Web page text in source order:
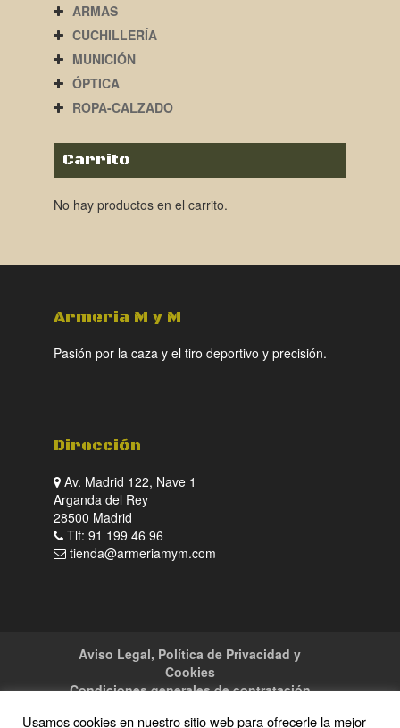
ARMAS
CUCHILLERÍA
MUNICIÓN
ÓPTICA
ROPA-CALZADO
Carrito
No hay productos en el carrito.
Armeria M y M
Pasión por la caza y el tiro deportivo y precisión.
Dirección
Av. Madrid 122, Nave 1
Arganda del Rey
28500 Madrid
Tlf: 91 199 46 96
tienda@armeriamym.com
Aviso Legal, Política de Privacidad y
Cookies
Condiciones generales de contratación
Usamos cookies en nuestro sitio web para ofrecerle la mejor